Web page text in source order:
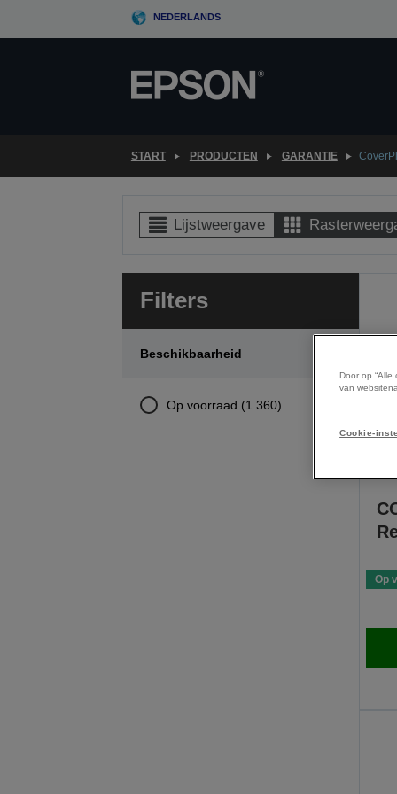
NEDERLANDS
START PRODUCTEN GARANTIE
Lijstweergave
Filters
Beschikbaarheid
Op voorraad (1.360)
Op
Door op
van
Cookie-